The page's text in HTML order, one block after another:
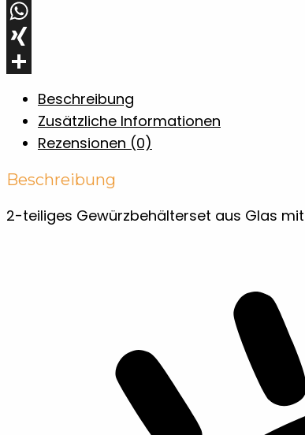
LinkedIn
WhatsApp
XING
Beschreibung
Zusätzliche Informationen
Rezensionen (0)
Beschreibung
2-teiliges Gewürzbehälterset aus Glas